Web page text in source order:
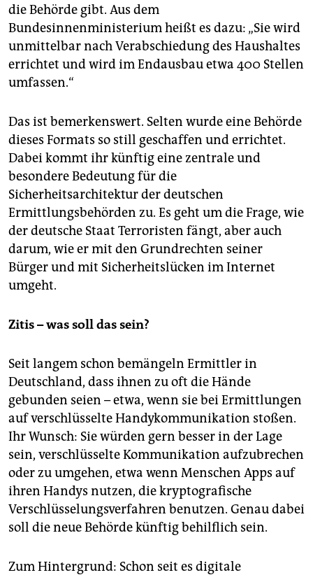
die Behörde gibt. Aus dem
Bundesinnenministerium heißt es dazu: „Sie wird
unmittelbar nach Verabschiedung des Haushaltes
errichtet und wird im Endausbau etwa 400 Stellen
umfassen.“
Das ist bemerkenswert. Selten wurde eine Behörde
dieses Formats so still geschaffen und errichtet.
Dabei kommt ihr künftig eine zentrale und
besondere Bedeutung für die
Sicherheitsarchitektur der deutschen
Ermittlungsbehörden zu. Es geht um die Frage, wie
der deutsche Staat Terroristen fängt, aber auch
darum, wie er mit den Grundrechten seiner
Bürger und mit Sicherheitslücken im Internet
umgeht.
Zitis – was soll das sein?
Seit langem schon bemängeln Ermittler in
Deutschland, dass ihnen zu oft die Hände
gebunden seien – etwa, wenn sie bei Ermittlungen
auf verschlüsselte Handykommunikation stoßen.
Ihr Wunsch: Sie würden gern besser in der Lage
sein, verschlüsselte Kommunikation aufzubrechen
oder zu umgehen, etwa wenn Menschen Apps auf
ihren Handys nutzen, die kryptografische
Verschlüsselungsverfahren benutzen. Genau dabei
soll die neue Behörde künftig behilflich sein.
Zum Hintergrund: Schon seit es digitale